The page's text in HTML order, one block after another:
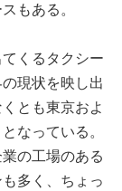
もある。
くるタクシー
現状を映し出
とも東京およ
なっている。
の工場のある
多く、ちょっ